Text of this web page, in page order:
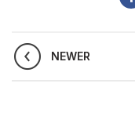
NEWER